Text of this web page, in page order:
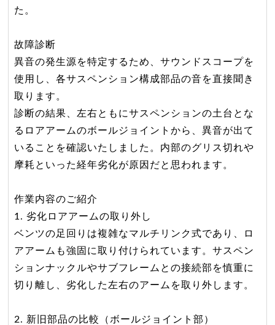
た。
故障診断
異音の発生源を特定するため、サウンドスコープを
使用し、各サスペンション構成部品の音を直接聞き
取ります。
診断の結果、左右ともにサスペンションの土台とな
るロアアームのボールジョイントから、異音が出て
いることを確認いたしました。内部のグリス切れや
摩耗といった経年劣化が原因だと思われます。
作業内容のご紹介
1. 劣化ロアアームの取り外し
ベンツの足回りは複雑なマルチリンク式であり、ロ
アアームも強固に取り付けられています。サスペン
ションナックルやサブフレームとの接続部を慎重に
切り離し、劣化した左右のアームを取り外します。
2. 新旧部品の比較（ボールジョイント部）